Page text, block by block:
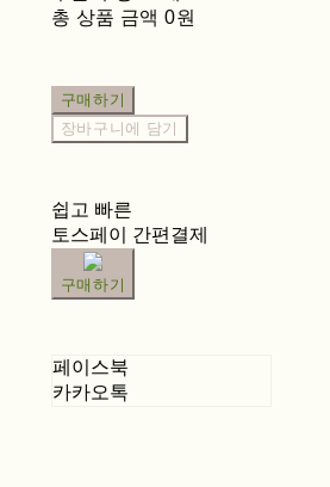
총 상품 금액 0원
구매하기
장바구니에 담기
쉽고 빠른
토스페이 간편결제
구매하기
페이스북
카카오톡